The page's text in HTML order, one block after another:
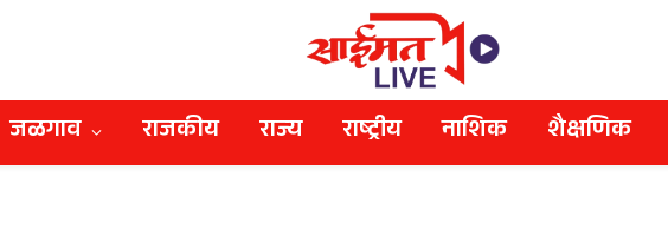
जळगाव राजकीय राज्य राष्ट्रीय नाशिक शैक्षणिक